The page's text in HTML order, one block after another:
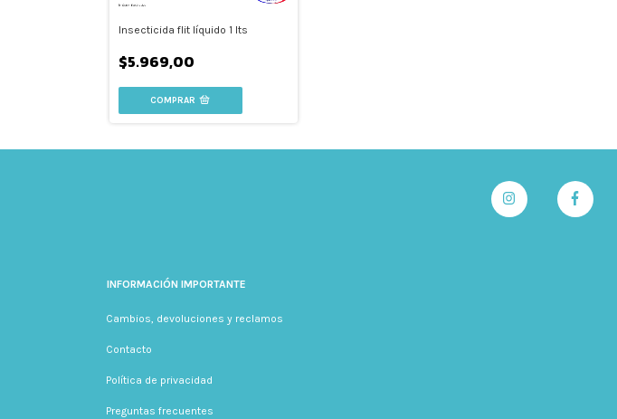
Insecticida flit líquido 1 lts
$5.969,00
INFORMACIÓN IMPORTANTE
Cambios, devoluciones y reclamos
Contacto
Política de privacidad
Preguntas frecuentes